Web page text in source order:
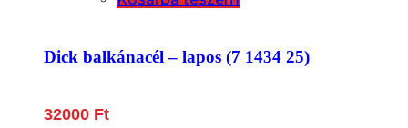
Dick balkánacél – lapos (7 1434 25)
32000 Ft